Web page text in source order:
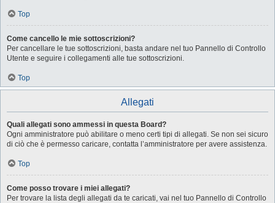
Top
Come cancello le mie sottoscrizioni?
Per cancellare le tue sottoscrizioni, basta andare nel tuo Pannello di Controllo
Utente e seguire i collegamenti alle tue sottoscrizioni.
Top
Allegati
Quali allegati sono ammessi in questa Board?
Ogni amministratore può abilitare o meno certi tipi di allegati. Se non sei sicuro
di ciò che è permesso caricare, contatta l’amministratore per avere assistenza.
Top
Come posso trovare i miei allegati?
Per trovare la lista degli allegati da te caricati, vai nel tuo Pannello di Controllo